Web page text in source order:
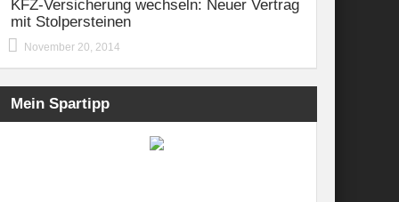
KFZ-Versicherung wechseln: Neuer Vertrag
mit Stolpersteinen
November 20, 2014
Mein Spartipp